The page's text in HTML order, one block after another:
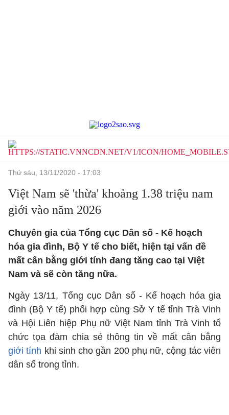
thứ sáu, 13/11/2020 - 17:03
Việt Nam sẽ 'thừa' khoảng 1.38 triệu nam
giới vào năm 2026
Chuyên gia của Tổng cục Dân số - Kế hoạch
hóa gia đình, Bộ Y tế cho biết, hiện tại vấn đề
mất cân bằng giới tính đang tăng cao tại Việt
Nam và sẽ còn tăng nữa.
Ngày 13/11, Tổng cục Dân số - Kế hoạch hóa gia
đình (Bộ Y tế) phối hợp cùng Sở Y tế tỉnh Trà Vinh
và Hội Liên hiệp Phụ nữ Việt Nam tỉnh Trà Vinh tổ
chức tọa đàm chia sẻ thông tin về mất cân bằng
giới tính khi sinh cho gần 200 phụ nữ, cộng tác viên
dân số trong tỉnh.